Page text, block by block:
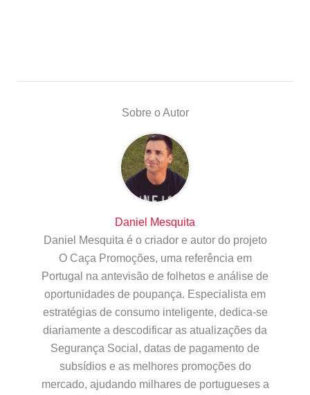
Sobre o Autor
Daniel Mesquita
Daniel Mesquita é o criador e autor do projeto
O Caça Promoções, uma referência em
Portugal na antevisão de folhetos e análise de
oportunidades de poupança. Especialista em
estratégias de consumo inteligente, dedica-se
diariamente a descodificar as atualizações da
Segurança Social, datas de pagamento de
subsídios e as melhores promoções do
mercado, ajudando milhares de portugueses a